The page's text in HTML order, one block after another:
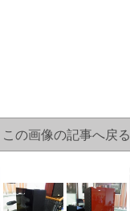
この画像の記事へ戻る